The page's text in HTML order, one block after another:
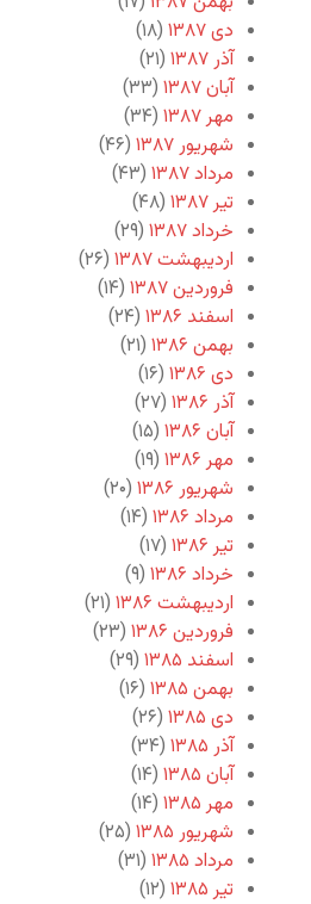
دی ۱۳۸۷
(۱۸)
آذر ۱۳۸۷
(۲۱)
آبان ۱۳۸۷
(۳۳)
مهر ۱۳۸۷
(۳۴)
شهریور ۱۳۸۷
(۴۶)
مرداد ۱۳۸۷
(۴۳)
تیر ۱۳۸۷
(۴۸)
خرداد ۱۳۸۷
(۲۹)
اردیبهشت ۱۳۸۷
(۲۶)
فروردین ۱۳۸۷
(۱۴)
اسفند ۱۳۸۶
(۲۴)
بهمن ۱۳۸۶
(۲۱)
دی ۱۳۸۶
(۱۶)
آذر ۱۳۸۶
(۲۷)
آبان ۱۳۸۶
(۱۵)
مهر ۱۳۸۶
(۱۹)
شهریور ۱۳۸۶
(۲۰)
مرداد ۱۳۸۶
(۱۴)
تیر ۱۳۸۶
(۱۷)
خرداد ۱۳۸۶
(۹)
اردیبهشت ۱۳۸۶
(۲۱)
فروردین ۱۳۸۶
(۲۳)
اسفند ۱۳۸۵
(۲۹)
بهمن ۱۳۸۵
(۱۶)
دی ۱۳۸۵
(۲۶)
آذر ۱۳۸۵
(۳۴)
آبان ۱۳۸۵
(۱۴)
مهر ۱۳۸۵
(۱۴)
شهریور ۱۳۸۵
(۲۵)
مرداد ۱۳۸۵
(۳۱)
تیر ۱۳۸۵
(۱۲)